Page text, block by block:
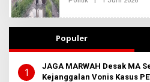
K
S
E
H
D
K
S
Populer
1
JAGA MARWAH Desak MA
Kejanggalan Vonis Kasus